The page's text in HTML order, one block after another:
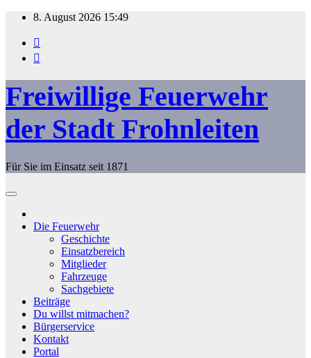
Zum
springen
8. August 2026 15:49
Freiwillige Feuerwehr
der Stadt Frohnleiten
Für Sie im Einsatz seit 1871
Die Feuerwehr
Geschichte
Einsatzbereich
Mitglieder
Fahrzeuge
Sachgebiete
Beiträge
Du willst mitmachen?
Bürgerservice
Kontakt
Portal